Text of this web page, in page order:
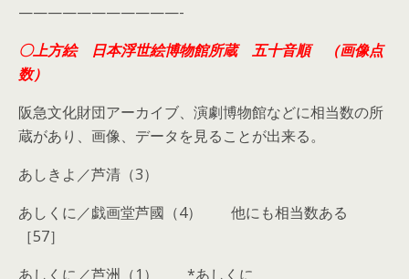
———————————-
〇上方絵 日本浮世絵博物館所蔵 五十音順 （画像点
数）
阪急文化財団アーカイブ、演劇博物館などに相当数の所
蔵があり、画像、データを見ることが出来る。
あしきよ／芦清（3）
あしくに／戯画堂芦國（4） 他にも相当数ある
［57］
あしくに／芦洲（1） *あしくに